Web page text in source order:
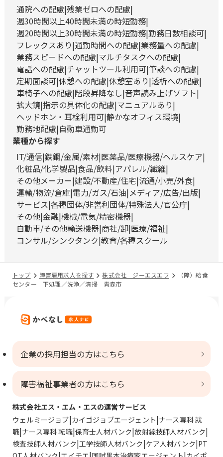
通院への配慮 残業ゼロへの配慮
週30時間以上40時間未満の時短勤務
週20時間以上30時間未満の時短勤務 勤務日数相談可
フレックスあり 通勤時間への配慮 業務量への配慮
業務スピードへの配慮 マルチタスクへの配慮
電話への配慮 チャットツール利用可 筆談への配慮
定期面談可 休憩への配慮 休憩室あり 透析への配慮
車椅子への配慮 階段昇降なし 音声読み上げソフト
拡大鏡 指示の具体化の配慮 マニュアルあり
ヘッドホン・耳栓利用可 静かなオフィス環境
勤務地配慮 自動車通勤可
業種から探す
IT/通信 鉄鋼/金属/素材 医薬品/医療機器/ヘルスケア
化粧品/化学製品 食品/飲料 アパレル/繊維
その他メーカー 建設/不動産/住宅 流通/小売/外食
運輸/物流/倉庫 電力/ガス/石油 メディア/広告/出版
サービス 各種団体/非営利団体/特殊法人/官公庁
その他 金融 機械/電気/精密機器
自動車/その他輸送機器 商社/卸 医療/福祉
コンサル/シンクタンク 教育/各種スクール
トップ 障害雇用求人を探す 株式会社 ジーエスエフ
（障）給食
センター 下処理／洗浄／清掃 青森市
企業の採用担当の方はこちら
障害福祉事業者の方はこちら
株式会社エス・エム・エスの運営サービス
ウェルミージョブ カイゴジョブエージェント ナース専科 就
職 ナース専科 転職 保育士人材バンク 放射線技師人材バンク
検査技師人材バンク 工学技師人材バンク ケア人材バンク PT